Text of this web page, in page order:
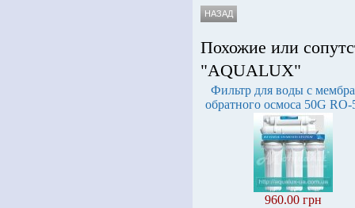
Похожие или
"AQUALUX"
Фильтр для воды с
обратного осмоса 50G
960.00 грн